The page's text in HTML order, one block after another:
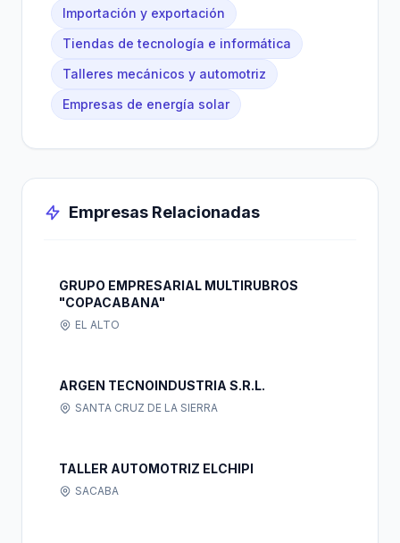
Importación y exportación
Tiendas de tecnología e informática
Talleres mecánicos y automotriz
Empresas de energía solar
Empresas Relacionadas
GRUPO EMPRESARIAL MULTIRUBROS
"COPACABANA"
EL ALTO
ARGEN TECNOINDUSTRIA S.R.L.
SANTA CRUZ DE LA SIERRA
TALLER AUTOMOTRIZ ELCHIPI
SACABA